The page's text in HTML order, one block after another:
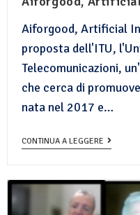
Aiforgood, Artificial
proposta dell'ITU,
Telecomunicazioni,
che cerca di
nata nel 2017 e…
CONTINUA A LEGGERE